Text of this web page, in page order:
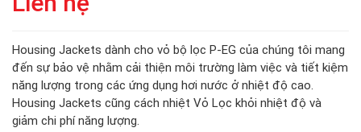
Housing Jackets dành cho vỏ bộ lọc P-EG của chúng tôi mang
đến sự bảo vệ nhằm cải thiện môi trường làm việc và tiết kiệm
năng lượng trong các ứng dụng hơi nước ở nhiệt độ cao.
Housing Jackets cũng cách nhiệt Vỏ Lọc khỏi nhiệt độ và
giảm chi phí năng lượng.